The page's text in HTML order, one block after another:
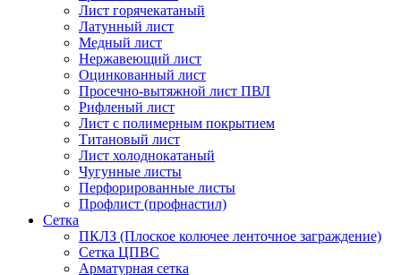
Лист горячекатаный
Латунный лист
Медный лист
Нержавеющий лист
Оцинкованный лист
Просечно-вытяжной лист ПВЛ
Рифленый лист
Лист с полимерным покрытием
Титановый лист
Лист холоднокатаный
Чугунные листы
Перфорированные листы
Профлист (профнастил)
Сетка
ПКЛЗ (Плоское колючее ленточное заграждение)
Сетка ЦПВС
Арматурная сетка